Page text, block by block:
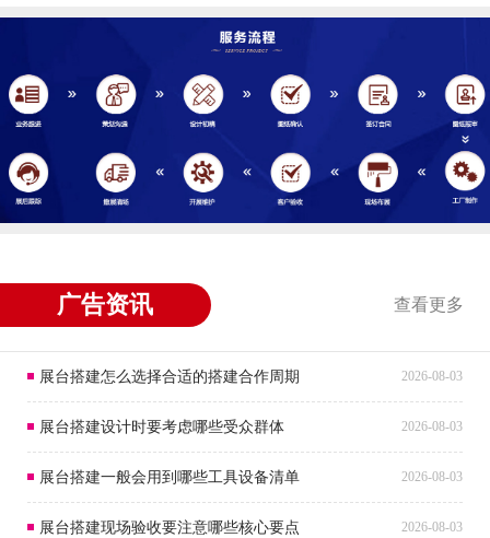
广告资讯 查看更多
展台搭建怎么选择合适的搭建合作周期 2026-08-03
展台搭建设计时要考虑哪些受众群体 2026-08-03
展台搭建一般会用到哪些工具设备清单 2026-08-03
展台搭建现场验收要注意哪些核心要点 2026-08-03